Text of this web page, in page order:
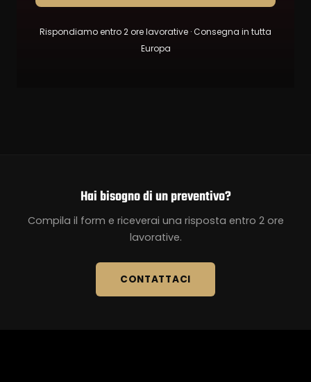
Rispondiamo entro 2 ore lavorative · Consegna in tutta
Europa
Hai bisogno di un preventivo?
Compila il form e riceverai una risposta entro 2 ore
lavorative.
CONTATTACI